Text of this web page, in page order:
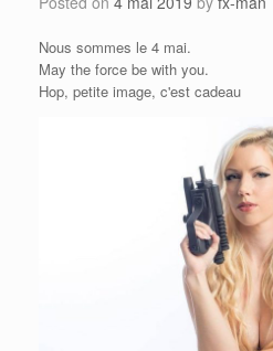
Nous sommes le 4 mai.
May the force be with you.
Hop, petite image, c'est cadeau